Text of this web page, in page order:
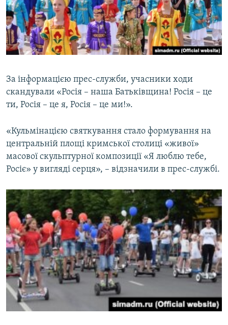
За інформацією прес-служби, учасники ходи
скандували «Росія – наша Батьківщина! Росія – це
ти, Росія – це я, Росія – це ми!».
«Кульмінацією святкування стало формування на
центральній площі кримської столиці «живої»
масової скульптурної композиції «Я люблю тебе,
Росіє» у вигляді серця», – відзначили в прес-службі.